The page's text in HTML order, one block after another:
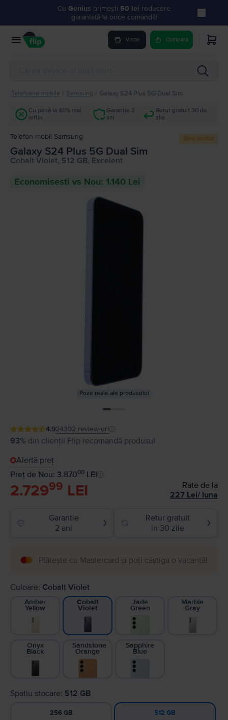
Cu Genius primești 50 lei reducere
garantată la orice comandă!
Vinde Cumpara
Telefoane mobile Samsung Galaxy S24 Plus 5G Dual Sim
Cu până la 40% mai
ieftin
Garanție 2
ani
Retur gratuit 30 de
zile
Telefon mobil Samsung Stoc limitat
Galaxy S24 Plus 5G Dual Sim
Cobalt Violet, 512 GB, Excelent
Economisesti vs Nou: 1.140 Lei
Poze reale ale produsului
4.924392 review-uri
93% din clienții Flip recomandă produsul
Alertă preț
Preț de Nou: 3.87000 LEI
2.72999 LEI
Rate de la
227 Lei/ luna
Garantie
2 ani
❯
Retur gratuit
in 30 zile
❯
Plătește cu Mastercard și poți câștiga o vacanță!
Culoare: Cobalt Violet
Amber
Yellow
Cobalt
Violet
Jade
Green
Marble
Gray
Onyx
Black
Sandstone
Orange
Sapphire
Blue
Spatiu stocare: 512 GB
256 GB 512 GB